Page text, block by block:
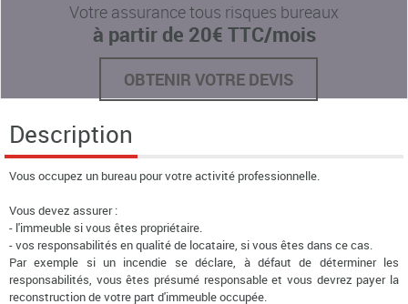
Votre assurance tous risques bureaux
à partir de 20€ TTC/mois
OBTENIR VOTRE DEVIS
Description
Vous occupez un bureau pour votre activité professionnelle.
Vous devez assurer :
- l'immeuble si vous êtes propriétaire.
- vos responsabilités en qualité de locataire, si vous êtes dans ce cas.
Par exemple si un incendie se déclare, à défaut de déterminer les
responsabilités, vous êtes présumé responsable et vous devrez payer la
reconstruction de votre part d'immeuble occupée.